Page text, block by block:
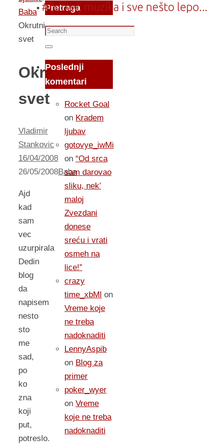
Baba
Okrutni
svet
Okrutni
svet
Vladimir
Stankovic
16/04/2008
26/05/2008Baba
Ajd
kad
sam
vec
uzurpirala
Dedin
blog
da
napisem
nesto
sto
me
sad,
po
ko
zna
koji
put,
potreslo.
Pretraga
Search
for:
Search
Poslednji
komentari
Rocket Goal
on Kradem
ljubav
gotovye_iwMi
on “Od srca
sam darovao
sliku, nek’
maloj
Zvezdani
donese
sreću i vrati
osmeh na
lice!”
crazy
time_xbMl on
Vreme koje
ne treba
nadoknaditi
LennyAspib
on Blog za
primer
poker_wyer
on Vreme
koje ne treba
nadoknaditi